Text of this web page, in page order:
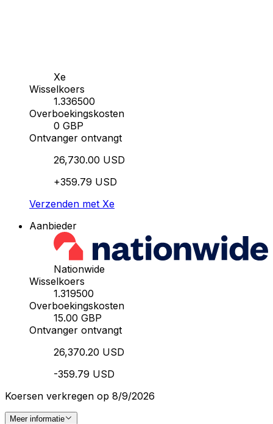
Xe
Wisselkoers
1.336500
Overboekingskosten
0 GBP
Ontvanger ontvangt
26,730.00 USD
+359.79 USD
Verzenden met Xe
Aanbieder
Nationwide
Wisselkoers
1.319500
Overboekingskosten
15.00 GBP
Ontvanger ontvangt
26,370.20 USD
-359.79 USD
Koersen verkregen op 8/9/2026
Meer informatie